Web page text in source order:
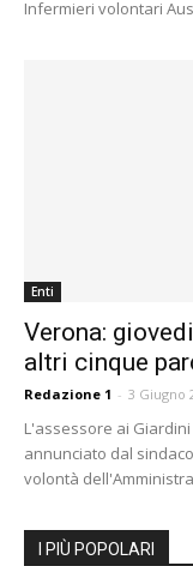
Infermieri volontari
Enti
Verona:
altri cinque
Redazione 1 - 3 Giugno
L'assessore ai
annunciato dal
volontà
I PIÙ POPOLARI